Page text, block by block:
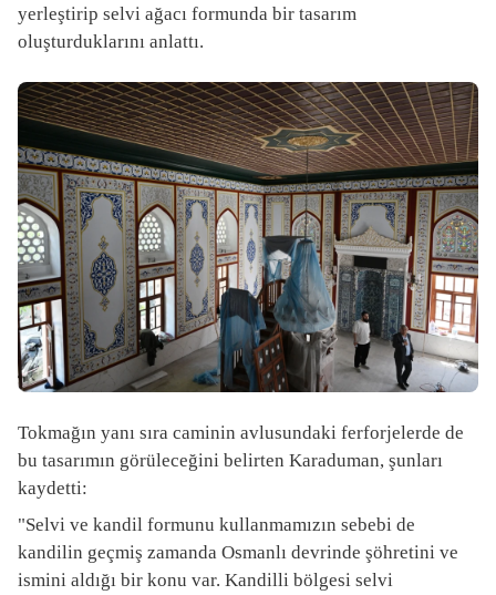
yerleştirip selvi ağacı formunda bir tasarım
oluşturduklarını anlattı.
Tokmağın yanı sıra caminin avlusundaki ferforjelerde de
bu tasarımın görüleceğini belirten Karaduman, şunları
kaydetti:
"Selvi ve kandil formunu kullanmamızın sebebi de
kandilin geçmiş zamanda Osmanlı devrinde şöhretini ve
ismini aldığı bir konu var. Kandilli bölgesi selvi